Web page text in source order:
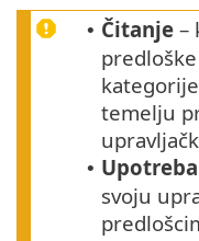
• Čitanje –
temelju
• Upotreba
svoju